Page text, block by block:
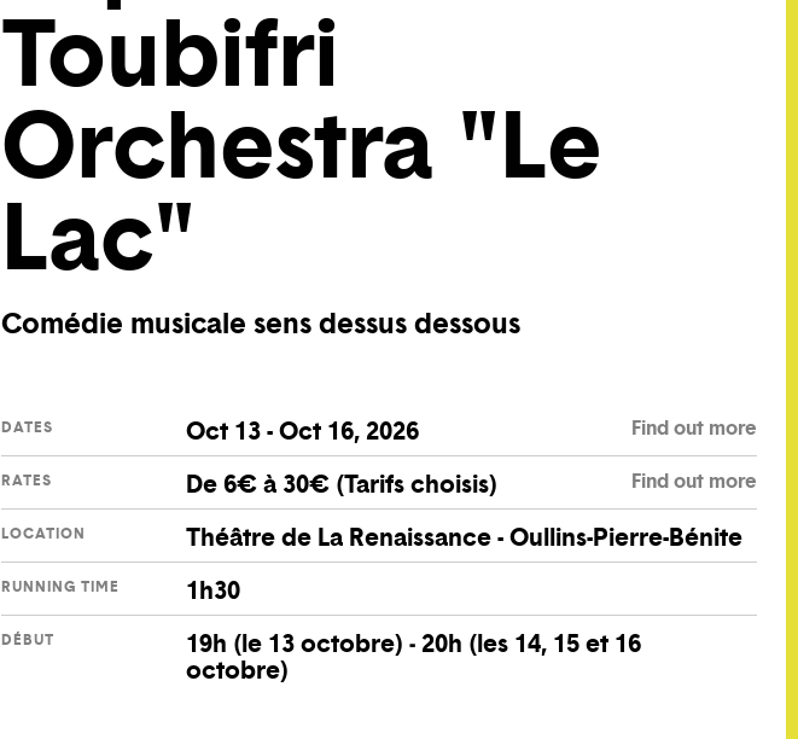
Toubifri
Orchestra "Le
Lac"
Comédie musicale sens dessus dessous
DATES Oct 13 - Oct 16, 2026 Find out more
RATES De 6€ à 30€ (Tarifs choisis) Find out more
LOCATION Théâtre de La Renaissance - Oullins-Pierre-Bénite
RUNNING TIME 1h30
DÉBUT
19h (le 13 octobre) ‑ 20h (les 14, 15 et 16
octobre)